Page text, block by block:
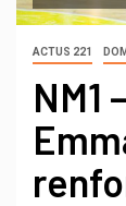
ACTUS 221
NM1